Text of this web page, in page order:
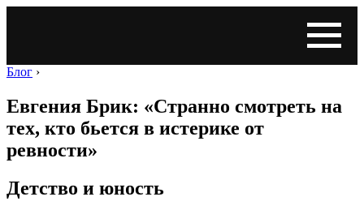
Блог ›
Евгения Брик: «Странно смотреть на
тех, кто бьется в истерике от
ревности»
Детство и юность